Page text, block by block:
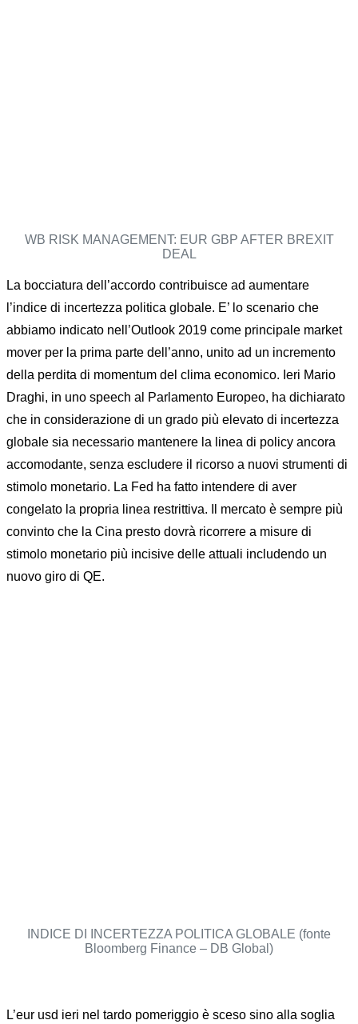
WB RISK MANAGEMENT: EUR GBP AFTER BREXIT
DEAL
La bocciatura dell’accordo contribuisce ad aumentare
l’indice di incertezza politica globale. E’ lo scenario che
abbiamo indicato nell’Outlook 2019 come principale market
mover per la prima parte dell’anno, unito ad un incremento
della perdita di momentum del clima economico. Ieri Mario
Draghi, in uno speech al Parlamento Europeo, ha dichiarato
che in considerazione di un grado più elevato di incertezza
globale sia necessario mantenere la linea di policy ancora
accomodante, senza escludere il ricorso a nuovi strumenti di
stimolo monetario. La Fed ha fatto intendere di aver
congelato la propria linea restrittiva. Il mercato è sempre più
convinto che la Cina presto dovrà ricorrere a misure di
stimolo monetario più incisive delle attuali includendo un
nuovo giro di QE.
INDICE DI INCERTEZZA POLITICA GLOBALE (fonte
Bloomberg Finance – DB Global)
L’eur usd ieri nel tardo pomeriggio è sceso sino alla soglia